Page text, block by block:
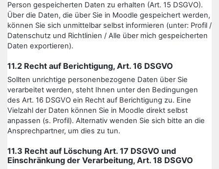
Person gespeicherten Daten zu erhalten (Art. 15 DSGVO).
Über die Daten, die über Sie in Moodle gespeichert werden,
können Sie sich unmittelbar selbst informieren (unter: Profil /
Datenschutz und Richtlinien / Alle über mich gespeicherten
Daten exportieren).
11.2 Recht auf Berichtigung, Art. 16 DSGVO
Sollten unrichtige personenbezogene Daten über Sie
verarbeitet werden, steht Ihnen unter den Bedingungen
des Art. 16 DSGVO ein Recht auf Berichtigung zu. Eine
Vielzahl der Daten können Sie in Moodle direkt selbst
anpassen (s. Profil). Alternativ wenden Sie sich bitte an die
Ansprechpartner, um dies zu tun.
11.3 Recht auf Löschung Art. 17 DSGVO und
Einschränkung der Verarbeitung, Art. 18 DSGVO